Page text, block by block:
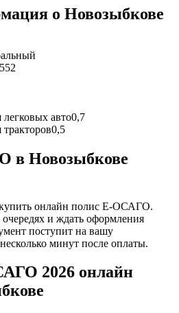
о Новозыбкове
авто0,7
0,5
в Новозыбкове
онлайн полис Е-ОСАГО.
и ждать оформления
поступит на вашу
минут после оплаты.
2026 онлайн